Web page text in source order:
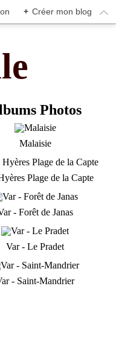
+ Créer mon blog
Photos
Malaisie
Plage de la Capte
- Forêt de Janas
Var - Le Pradet
- Saint-Mandrier